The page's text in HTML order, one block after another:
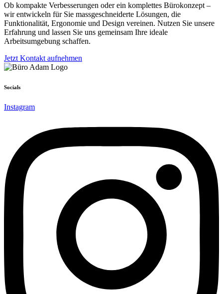
Ob kompakte Verbesserungen oder ein komplettes Bürokonzept –
wir entwickeln für Sie massgeschneiderte Lösungen, die
Funktionalität, Ergonomie und Design vereinen. Nutzen Sie unsere
Erfahrung und lassen Sie uns gemeinsam Ihre ideale
Arbeitsumgebung schaffen.
Jetzt Kontakt aufnehmen
Socials
Instagram